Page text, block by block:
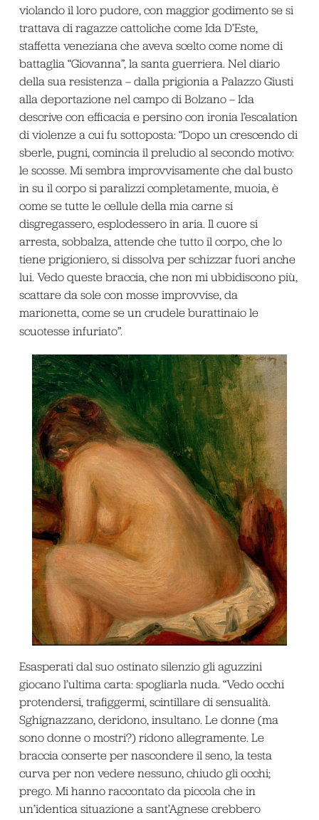
violando il loro pudore, con maggior godimento se si
trattava di ragazze cattoliche come Ida D’Este,
staffetta veneziana che aveva scelto come nome di
battaglia “Giovanna”, la santa guerriera. Nel diario
della sua resistenza – dalla prigionia a Palazzo Giusti
alla deportazione nel campo di Bolzano – Ida
descrive con efficacia e persino con ironia l’escalation
di violenze a cui fu sottoposta: “Dopo un crescendo di
sberle, pugni, comincia il preludio al secondo motivo:
le scosse. Mi sembra improvvisamente che dal busto
in su il corpo si paralizzi completamente, muoia, è
come se tutte le cellule della mia carne si
disgregassero, esplodessero in aria. Il cuore si
arresta, sobbalza, attende che tutto il corpo, che lo
tiene prigioniero, si dissolva per schizzar fuori anche
lui. Vedo queste braccia, che non mi ubbidiscono più,
scattare da sole con mosse improvvise, da
marionetta, come se un crudele burattinaio le
scuotesse infuriato”.
Esasperati dal suo ostinato silenzio gli aguzzini
giocano l’ultima carta: spogliarla nuda. “Vedo occhi
protendersi, trafiggermi, scintillare di sensualità.
Sghignazzano, deridono, insultano. Le donne (ma
sono donne o mostri?) ridono allegramente. Le
braccia conserte per nascondere il seno, la testa
curva per non vedere nessuno, chiudo gli occhi;
prego. Mi hanno raccontato da piccola che in
un’identica situazione a sant’Agnese crebbero